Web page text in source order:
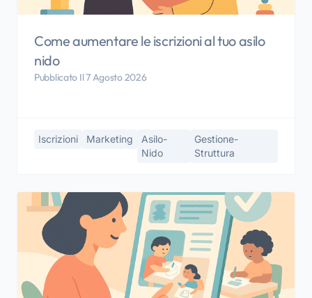
Come aumentare le iscrizioni al tuo asilo
nido
Pubblicato Il 7 Agosto 2026
Iscrizioni Marketing
Asilo-
Nido
Gestione-
Struttura